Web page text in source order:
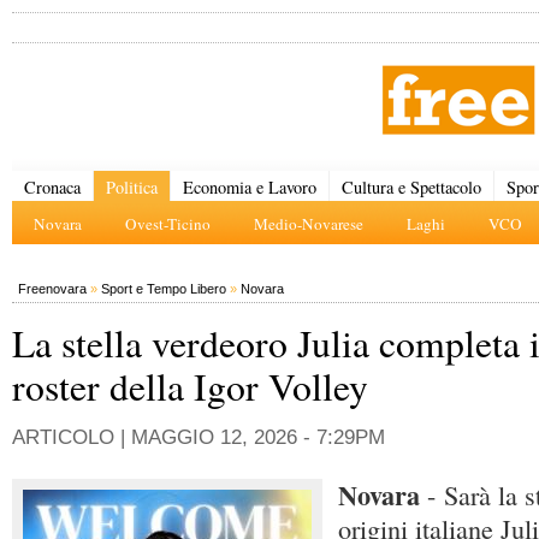
Cronaca Politica
Novara Ovest-Ticino Medio-Novarese Laghi VCO
Economia e Lavoro Cultura e Spettacolo
Freenovara » Sport e Tempo Libero » Novara
La stella verdeoro Julia completa
roster della Igor Volley
ARTICOLO | MAGGIO 12, 2026 - 7:29PM
Novara - Sarà la
origini italiane